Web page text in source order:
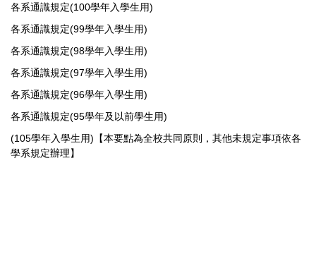
各系通識規定(100學年入學生用)
各系通識規定(99學年入學生用)
各系通識規定(98學年入學生用)
各系通識規定(97學年入學生用)
各系通識規定(96學年入學生用)
各系通識規定(95學年及以前學生用)
(105學年入學生用)【本要點為全校共同原則，其他未規定事項依各
學系規定辦理】